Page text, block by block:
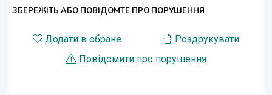
ЗБЕРЕЖІТЬ АБО ПОВІДОМТЕ ПРО ПОРУШЕННЯ
Додати в обране
Роздрукувати
Повідомити про порушення